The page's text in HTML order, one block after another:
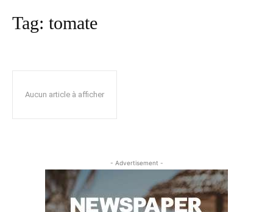
Tag: tomate
Aucun article à afficher
- Advertisement -